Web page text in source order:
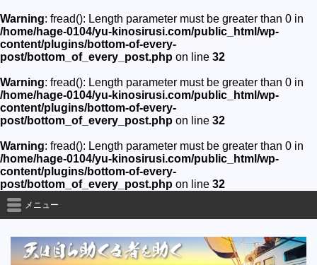
Warning: fread(): Length parameter must be greater than 0 in
/home/hage-0104/yu-kinosirusi.com/public_html/wp-
content/plugins/bottom-of-every-
post/bottom_of_every_post.php on line 32
Warning: fread(): Length parameter must be greater than 0 in
/home/hage-0104/yu-kinosirusi.com/public_html/wp-
content/plugins/bottom-of-every-
post/bottom_of_every_post.php on line 32
Warning: fread(): Length parameter must be greater than 0 in
/home/hage-0104/yu-kinosirusi.com/public_html/wp-
content/plugins/bottom-of-every-
post/bottom_of_every_post.php on line 32
メニュー